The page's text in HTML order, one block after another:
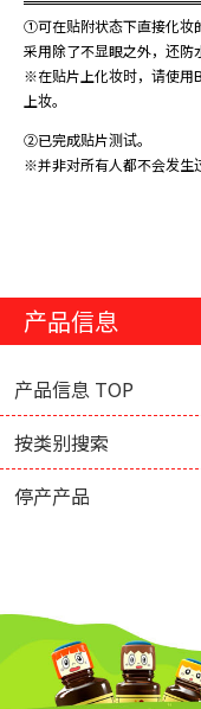
①可在贴附状态下直接化妆
采用除了不显眼之外，还防
※在贴片上化妆时，请使用
上妆。
②已完成贴片测试。
※并非对所有人都不会发生
产品信息
产品信息 TOP
按类别搜索
停产产品